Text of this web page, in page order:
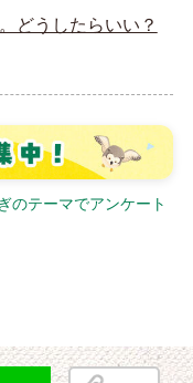
どうしたらいい？
のテーマでアンケート